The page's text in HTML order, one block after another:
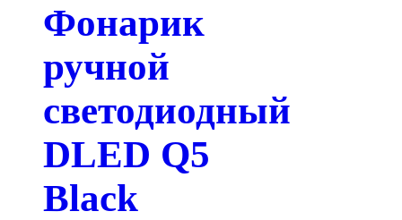
Фонарик
ручной
светодиодный
DLED Q5
Black